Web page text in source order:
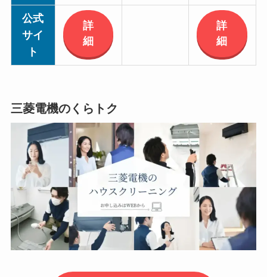
公式
サイ
ト
詳
細
詳
細
三菱電機のくらトク